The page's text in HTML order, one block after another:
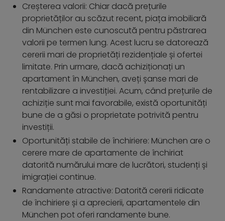
Creșterea valorii: Chiar dacă prețurile
proprietăților au scăzut recent, piața imobiliară
din München este cunoscută pentru păstrarea
valorii pe termen lung. Acest lucru se datorează
cererii mari de proprietăți rezidențiale și ofertei
limitate. Prin urmare, dacă achiziționați un
apartament în München, aveți șanse mari de
rentabilizare a investiției. Acum, când prețurile de
achiziție sunt mai favorabile, există oportunități
bune de a găsi o proprietate potrivită pentru
investiții.
Oportunități stabile de închiriere: München are o
cerere mare de apartamente de închiriat
datorită numărului mare de lucrători, studenți și
imigrației continue.
Randamente atractive: Datorită cererii ridicate
de închiriere și a aprecierii, apartamentele din
München pot oferi randamente bune.